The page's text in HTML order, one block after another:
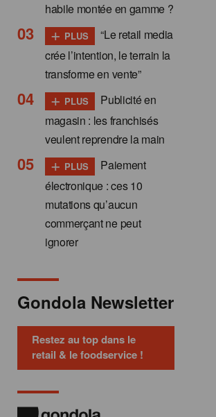
habile montée en gamme ?
+ PLUS
“Le retail media
crée l’intention, le terrain la
transforme en vente”
+ PLUS
Publicité en
magasin : les franchisés
veulent reprendre la main
+ PLUS
Paiement
électronique : ces 10
mutations qu’aucun
commerçant ne peut
ignorer
Gondola Newsletter
Restez au top dans le
retail & le foodservice !